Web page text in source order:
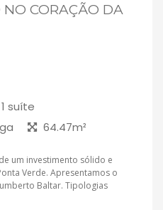
CORAÇÃO DA
suíte
64.47m²
um investimento sólido e
Verde. Apresentamos o
Baltar. Tipologias